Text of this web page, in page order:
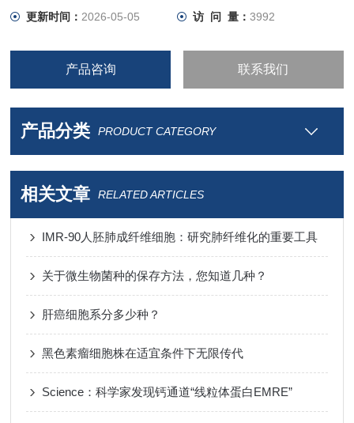
更新时间： 2026-05-05 访 问 量： 3992
产品咨询 联系我们
产品分类 PRODUCT CATEGORY
相关文章 RELATED ARTICLES
IMR-90人胚肺成纤维细胞：研究肺纤维化的重要工具
关于微生物菌种的保存方法，您知道几种？
肝癌细胞系分多少种？
黑色素瘤细胞株在适宜条件下无限传代
Science：科学家发现钙通道“线粒体蛋白EMRE”